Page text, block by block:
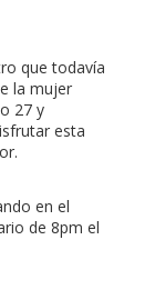
que todavía
la mujer
27 y
esta
en el
de 8pm el